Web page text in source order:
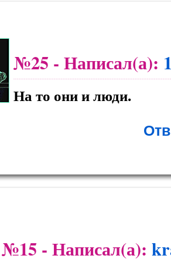
№25 - Написал(а):
На то они и люди.
№15 - Написал(а):